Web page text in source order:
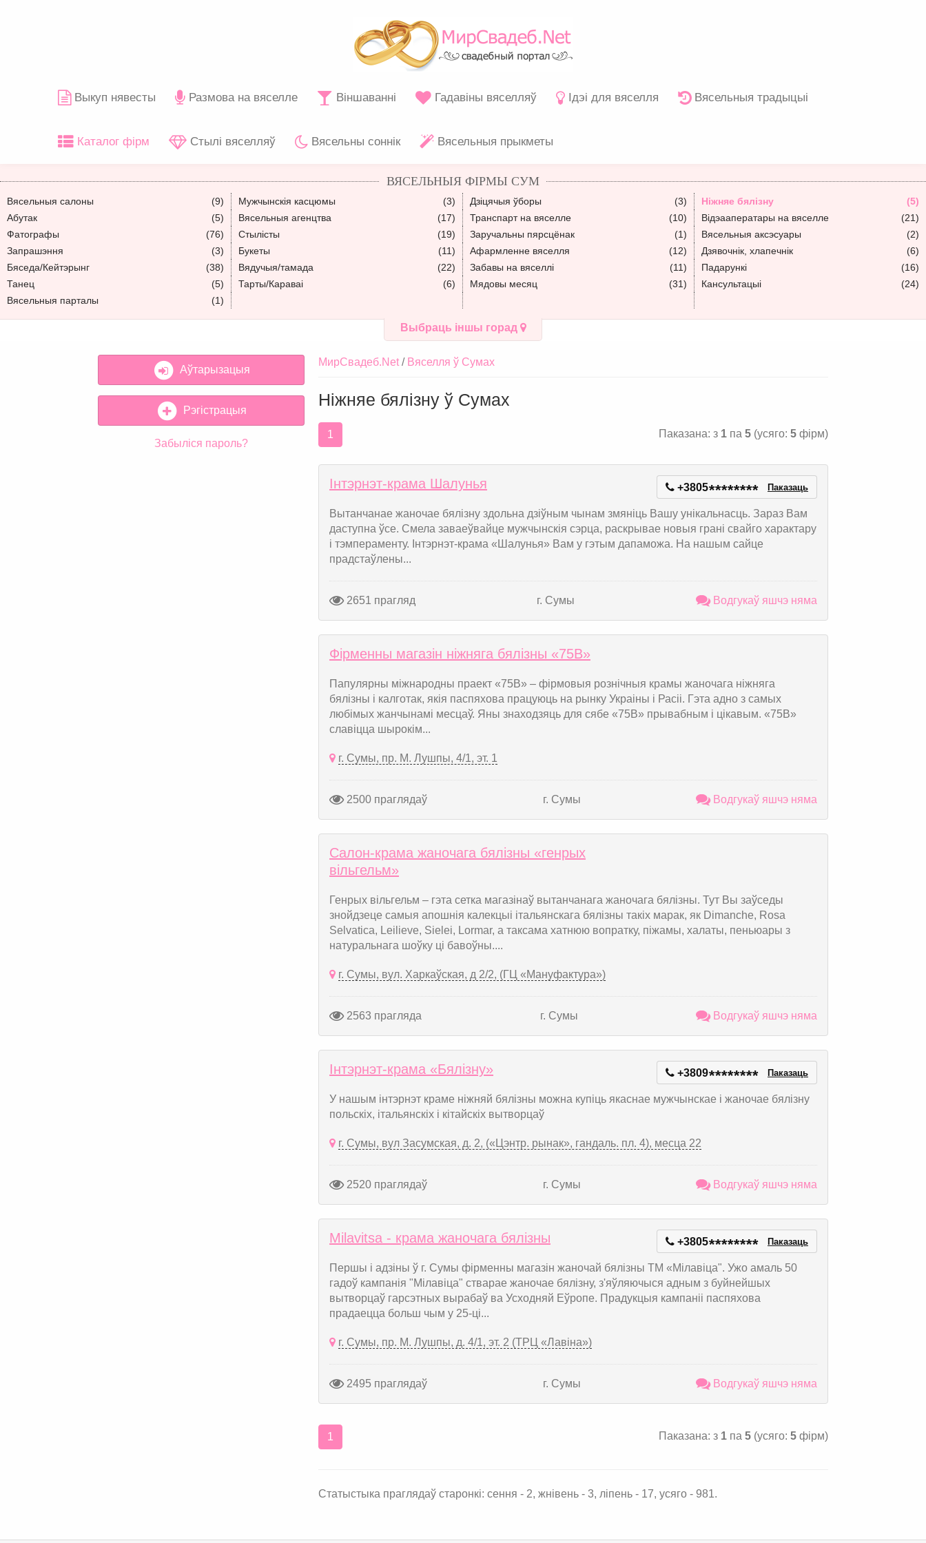
Выкуп нявесты Размова на вяселле Віншаванні Гадавіны вяселляў Ідэі для вяселля Вясельныя традыцыі
Каталог фірм Стылі вяселляў Вясельны соннік Вясельныя прыкметы
ВЯСЕЛЬНЫЯ ФІРМЫ СУМ
Вясельныя салоны (9) Мужчынскія касцюмы (3) Дзіцячыя ўборы (3) Ніжняе бялізну
(5)
Абутак
(5) Вясельныя агенцтва (17) Транспарт на вяселле (10) Відэааператары на вяселле
(21)
Фатографы
(76) Стылісты (19) Заручальны пярсцёнак (1) Вясельныя аксэсуары
(2)
Запрашэння
(3) Букеты (11) Афармленне вяселля (12) Дзявочнік, хлапечнік
(6)
Бяседа/Кейтэрынг
(38) Вядучыя/тамада (22) Забавы на вяселлі (11) Падарункі
(16)
Танец
(5) Тарты/Караваі (6) Мядовы месяц (31) Кансультацыі
(24)
Вясельныя парталы
(1)
Выбраць іншы горад
МирСвадеб.Net Вяселля ў Сумах
Ніжняе бялізну ў Сумах
1 Паказана: з 1 па 5 (усяго: 5 фірм)
Інтэрнэт-крама Шалунья +3805******** Паказаць
Вытанчанае жаночае бялізну здольна дзіўным чынам змяніць Вашу унікальнасць. Зараз Вам
даступна ўсе. Смела заваеўвайце мужчынскія сэрца, раскрывае новыя грані свайго характару
і тэмпераменту. Інтэрнэт-крама «Шалунья» Вам у гэтым дапаможа. На нашым сайце
прадстаўлены...
2651 прагляд г. Сумы Водгукаў яшчэ няма
Фірменны магазін ніжняга бялізны «75В»
Папулярны міжнародны праект «75В» – фірмовыя рознічныя крамы жаночага ніжняга
бялізны і калготак, якія паспяхова працуюць на рынку Украіны і Расіі. Гэта адно з самых
любімых жанчынамі месцаў. Яны знаходзяць для сябе «75В» прывабным і цікавым. «75В»
славіцца шырокім...
г. Сумы, пр. М. Лушпы, 4/1, эт. 1
2500 праглядаў г. Сумы Водгукаў яшчэ няма
Салон-крама жаночага бялізны «генрых
вільгельм»
Генрых вільгельм – гэта сетка магазінаў вытанчанага жаночага бялізны. Тут Вы заўседы
знойдзеце самыя апошнія калекцыі італьянскага бялізны такіх марак, як Dimanche, Rosa
Selvatica, Leilieve, Sielei, Lormar, а таксама хатнюю вопратку, піжамы, халаты, пеньюары з
натуральнага шоўку ці бавоўны....
г. Сумы, вул. Харкаўская, д 2/2, (ГЦ «Мануфактура»)
2563 прагляда г. Сумы Водгукаў яшчэ няма
Інтэрнэт-крама «Бялізну» +3809******** Паказаць
У нашым інтэрнэт краме ніжняй бялізны можна купіць якаснае мужчынскае і жаночае бялізну
польскіх, італьянскіх і кітайскіх вытворцаў
г. Сумы, вул Засумская, д. 2, («Цэнтр. рынак», гандаль. пл. 4), месца 22
2520 праглядаў г. Сумы Водгукаў яшчэ няма
Мilavitsa - крама жаночага бялізны +3805******** Паказаць
Першы і адзіны ў г. Сумы фірменны магазін жаночай бялізны ТМ «Мілавіца". Ужо амаль 50
гадоў кампанія "Мілавіца" стварае жаночае бялізну, з'яўляючыся адным з буйнейшых
вытворцаў гарсэтных вырабаў ва Усходняй Еўропе. Прадукцыя кампаніі паспяхова
прадаецца больш чым у 25-ці...
г. Сумы, пр. М. Лушпы, д. 4/1, эт. 2 (ТРЦ «Лавіна»)
2495 праглядаў г. Сумы Водгукаў яшчэ няма
1 Паказана: з 1 па 5 (усяго: 5 фірм)
Статыстыка праглядаў старонкі: сення - 2, жнівень - 3, ліпень - 17, усяго - 981.
Аўтарызацыя
Рэгістрацыя
Забыліся пароль?